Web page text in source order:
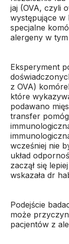
jaj (OVA, czyli
występujące w
specjalne
alergeny w tym
Eksperyment
z OVA)
które
podawano
transfer
wcześniej nie
układ
zaczął się
wskazała dr
Podejście
może
pacjentów z